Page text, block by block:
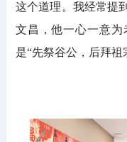
这个道理。我经常提
文昌，他一心一意
是“先祭谷公，后拜祖